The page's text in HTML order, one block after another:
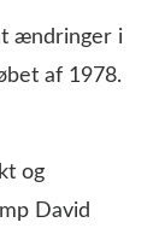
ændringer i
af 1978.
og
David